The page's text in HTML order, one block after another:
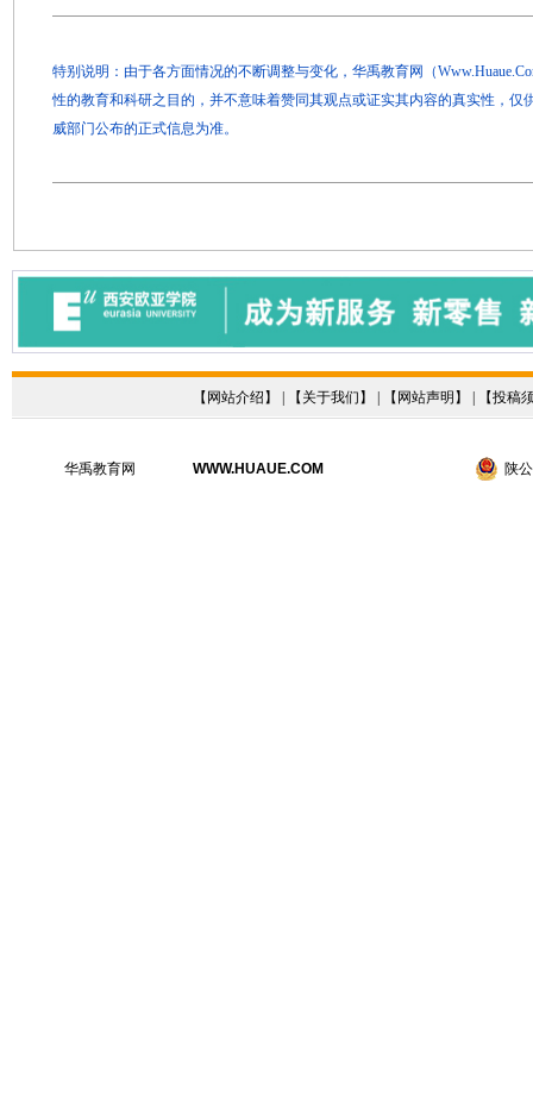
特别说明：由于各方面情况的不断调整与变化，华禹教育网（
性的教育和科研之目的，并不意味着赞同其观点或证实其内容的真实性，仅
威部门公布的正式信息为准。
【 网站介绍 】 | 【 关于我们 】 | 【 网站声明 】 | 【投稿
华禹教育网 WWW.HUAUE.COM 陕